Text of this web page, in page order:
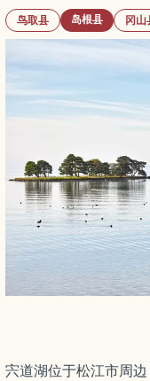
鸟取县 岛根县 冈山
宍道湖位于松江市周